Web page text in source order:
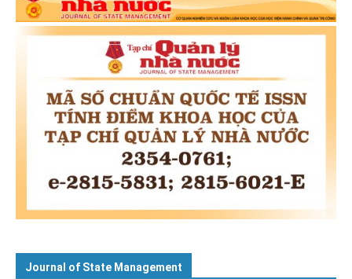
Journal of State Management